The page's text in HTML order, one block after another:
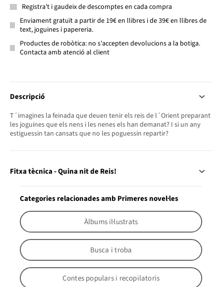
Registra't i gaudeix de descomptes en cada compra
Enviament gratuït a partir de 19€ en llibres i de 39€ en llibres de
text, joguines i papereria.
Productes de robòtica: no s'accepten devolucions a la botiga.
Contacta amb atenció al client
Descripció
T´imagines la feinada que deuen tenir els reis de l´Orient preparant
les joguines que els nens i les nenes els han demanat? I si un any
estiguessin tan cansats que no les poguessin repartir?
Fitxa tècnica - Quina nit de Reis!
Categories relacionades amb Primeres novel·les
Àlbums il·lustrats
Busca i troba
Contes populars i recopilatoris